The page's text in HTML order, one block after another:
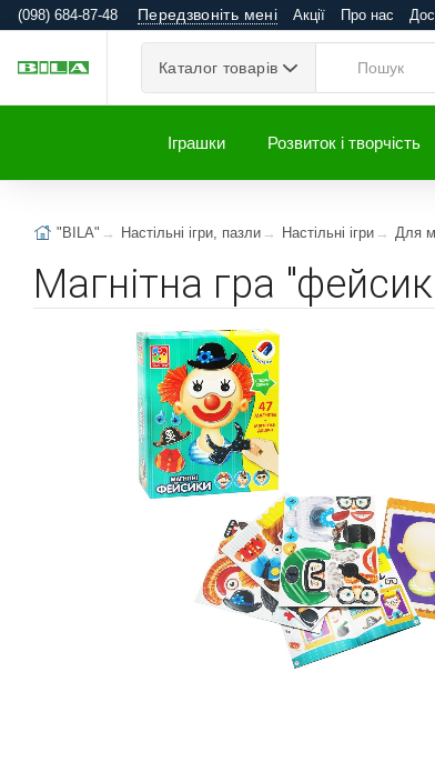
(098) 684-87-48 Передзвоніть мені Акції Про нас
Каталог товарів
Іграшки Розвиток і творчість
"BILA" Настільні ігри, пазли Настільні ігри Для
Магнітна гра